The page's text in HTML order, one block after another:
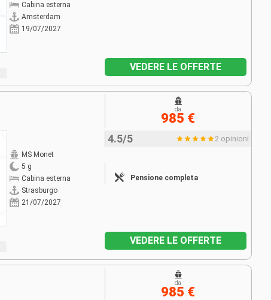
Cabina esterna
Amsterdam
19/07/2027
VEDERE LE OFFERTE
MS Monet
5 g
Cabina esterna
Strasburgo
21/07/2027
4.5/5 2 opinioni
Pensione completa
da
985 €
VEDERE LE OFFERTE
da
985 €